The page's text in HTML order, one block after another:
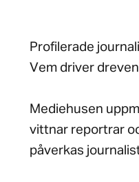
Profilerade
Vem driver
Mediehusen
vittnar reportrar
påverkas